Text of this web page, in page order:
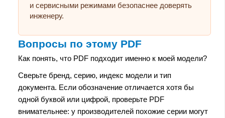
и сервисными режимами безопаснее доверять
инженеру.
Вопросы по этому PDF
Как понять, что PDF подходит именно к моей модели?
Сверьте бренд, серию, индекс модели и тип
документа. Если обозначение отличается хотя бы
одной буквой или цифрой, проверьте PDF
внимательнее: у производителей похожие серии могут